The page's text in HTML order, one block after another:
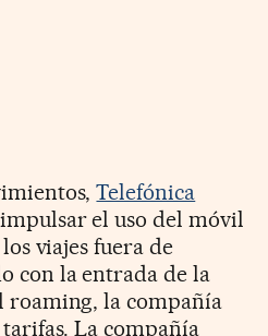
Telefónica
el uso del móvil
viajes fuera de
con la entrada de la
roaming, la compañía
La compañía